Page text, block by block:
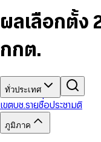
7
8
5
6
8
9
6
7
9
5
6
8
9
9
ผลเลือกตั้ง
กกต.
ทั่วประเทศ
เขตบช.รายชื่อประชามติ
ภูมิภาค